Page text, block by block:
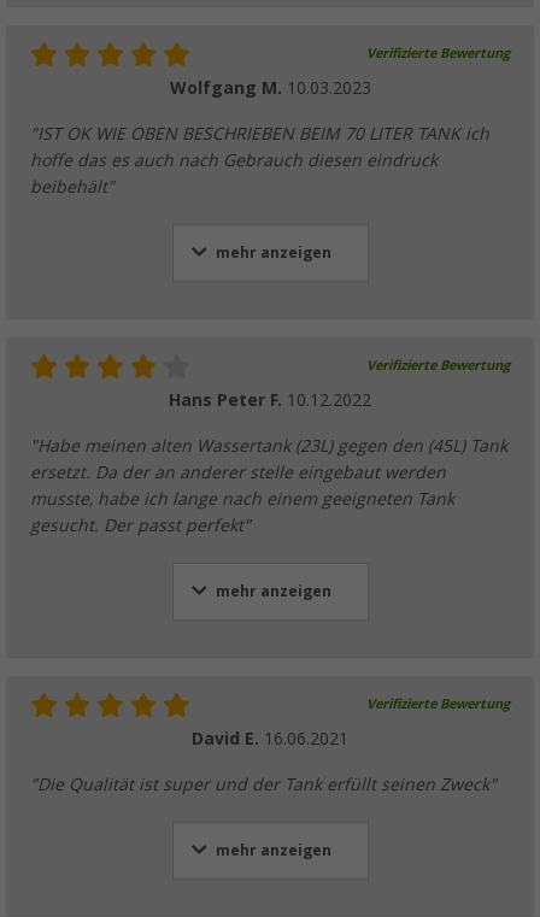
Verifizierte Bewertung
Wolfgang M. 10.03.2023
"IST OK WIE OBEN BESCHRIEBEN BEIM 70 LITER TANK ich
hoffe das es auch nach Gebrauch diesen eindruck
beibehält"
mehr anzeigen
Verifizierte Bewertung
Hans Peter F. 10.12.2022
"Habe meinen alten Wassertank (23L) gegen den (45L) Tank
ersetzt. Da der an anderer stelle eingebaut werden
musste, habe ich lange nach einem geeigneten Tank
gesucht. Der passt perfekt"
mehr anzeigen
Verifizierte Bewertung
David E. 16.06.2021
"Die Qualität ist super und der Tank erfüllt seinen Zweck"
mehr anzeigen